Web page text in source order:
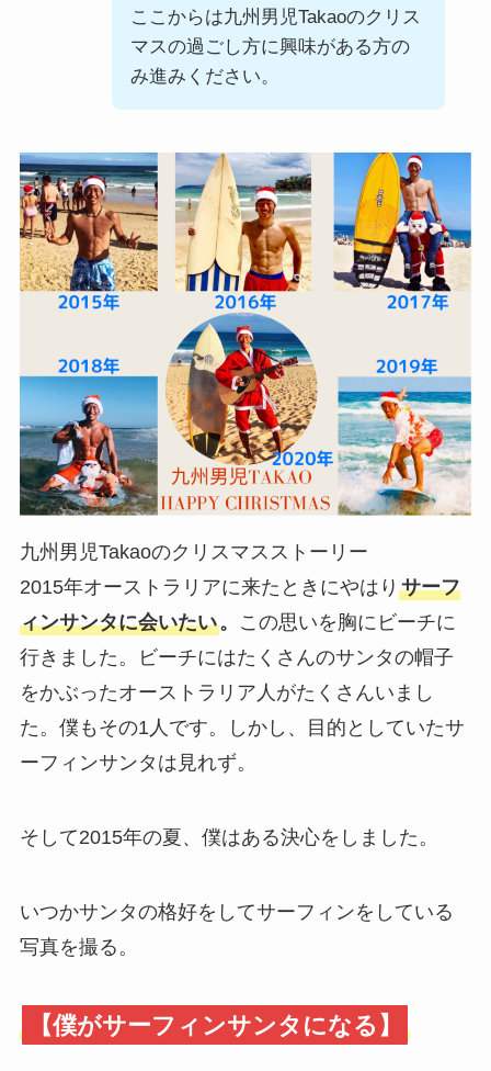
ここからは九州男児Takaoのクリス
マスの過ごし方に興味がある方の
み進みください。
九州男児Takaoのクリスマスストーリー
2015年オーストラリアに来たときにやはり サーフ
ィンサンタに会いたい。
この思いを胸にビーチに
行きました。ビーチにはたくさんのサンタの帽子
をかぶったオーストラリア人がたくさんいまし
た。僕もその1人です。しかし、目的としていたサ
ーフィンサンタは見れず。
そして2015年の夏、僕はある決心をしました。
いつかサンタの格好をしてサーフィンをしている
写真を撮る。
【僕がサーフィンサンタになる】